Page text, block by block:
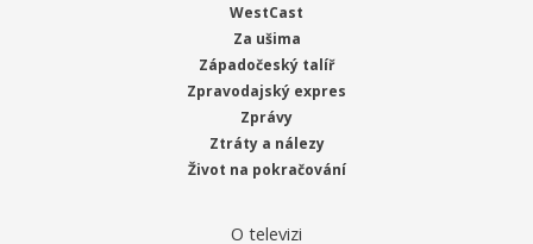
WestCast
Za ušima
Západočeský talíř
Zpravodajský expres
Zprávy
Ztráty a nálezy
Život na pokračování
O televizi